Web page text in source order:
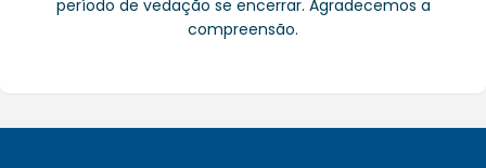
período de vedação se encerrar. Agradecemos a
compreensão.